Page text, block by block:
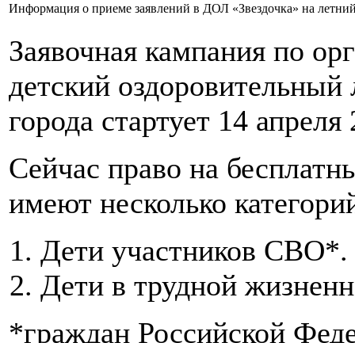
Информация о приеме заявлений в ДОЛ «Звездочка» на
Заявочная кампания по
детский оздоровительный
города стартует 14 апреля
Сейчас право на
имеют несколько
Дети участников СВО*.
Дети в трудной
*граждан Российской